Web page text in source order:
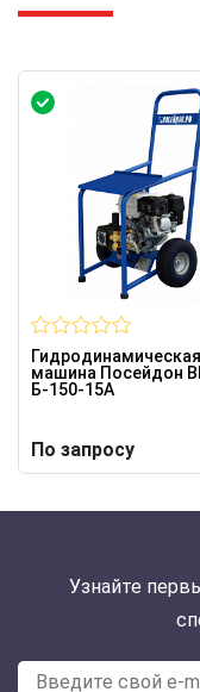
Гидродинамическая
машина Посейдон
Б-150-15А
По запросу
Узнайте